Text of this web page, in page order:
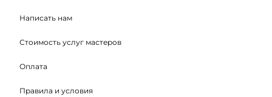
Написать нам
Стоимость услуг мастеров
Оплата
Правила и условия